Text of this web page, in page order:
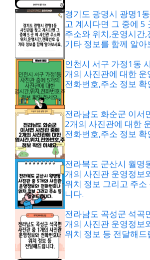
경기도 광명시 광명1
고 계시다면 그 중에 5
주소와 위치,운영시간,
기타 정보를 함께 알아
인천시 서구 가정1동
개의 사진관에 대한 운
전화번호,주소 정보 확
전라남도 화순군 이서
2개의 사진관에 대한
전화번호,주소 정보 확
전라북도 군산시 월명
개의 사진관 운영정보
위치 정보 그리고 주소
니다.
전라남도 곡성군 석곡
개의 사진관 운영정보
위치 정보 등 전달해드